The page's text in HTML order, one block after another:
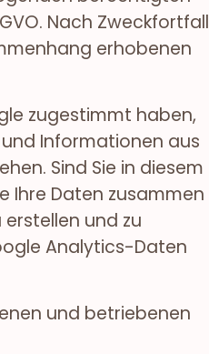
Nach Zweckfortfall
erhobenen
zugestimmt haben,
Informationen aus
Sind Sie in diesem
Ihre Daten zusammen
und zu
Analytics-Daten
und betriebenen